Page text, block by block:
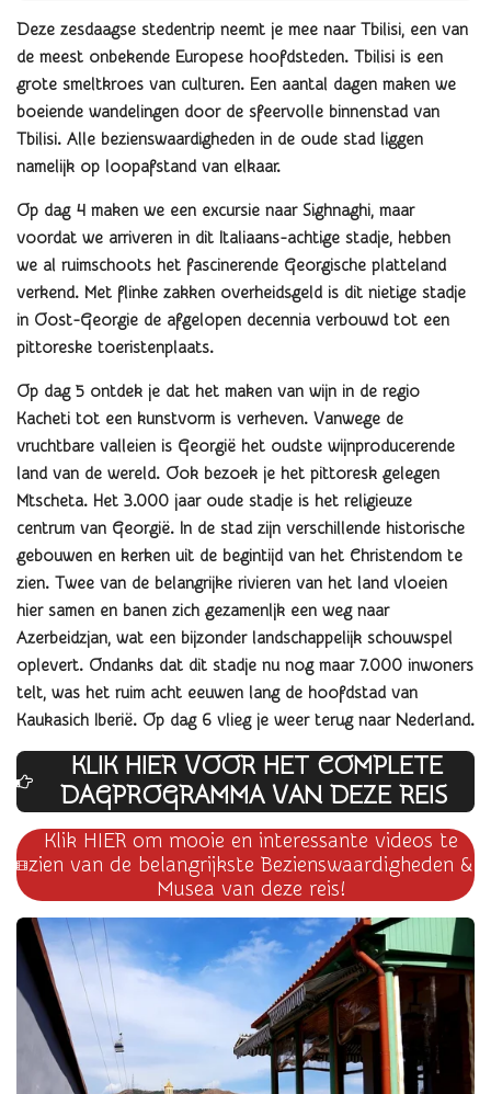
Deze zesdaagse stedentrip neemt je mee naar Tbilisi, een van
de meest onbekende Europese hoofdsteden. Tbilisi is een
grote smeltkroes van culturen. Een aantal dagen maken we
boeiende wandelingen door de sfeervolle binnenstad van
Tbilisi. Alle bezienswaardigheden in de oude stad liggen
namelijk op loopafstand van elkaar.
Op dag 4 maken we een excursie naar Sighnaghi, maar
voordat we arriveren in dit Italiaans-achtige stadje, hebben
we al ruimschoots het fascinerende Georgische platteland
verkend. Met flinke zakken overheidsgeld is dit nietige stadje
in Oost-Georgie de afgelopen decennia verbouwd tot een
pittoreske toeristenplaats.
Op dag 5 ontdek je dat het maken van wijn in de regio
Kacheti tot een kunstvorm is verheven. Vanwege de
vruchtbare valleien is Georgië het oudste wijnproducerende
land van de wereld. Ook bezoek je het pittoresk gelegen
Mtscheta. Het 3.000 jaar oude stadje is het religieuze
centrum van Georgië. In de stad zijn verschillende historische
gebouwen en kerken uit de begintijd van het Christendom te
zien. Twee van de belangrijke rivieren van het land vloeien
hier samen en banen zich gezamenljk een weg naar
Azerbeidzjan, wat een bijzonder landschappelijk schouwspel
oplevert. Ondanks dat dit stadje nu nog maar 7.000 inwoners
telt, was het ruim acht eeuwen lang de hoofdstad van
Kaukasich Iberië. Op dag 6 vlieg je weer terug naar Nederland.
KLIK HIER VOOR HET COMPLETE
DAGPROGRAMMA VAN DEZE REIS
Klik HIER om mooie en interessante videos te
zien van de belangrijkste Bezienswaardigheden &
Musea van deze reis!